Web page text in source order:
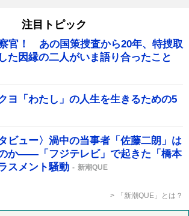
注目トピック
官！ あの国策捜査から20年、特捜取
た因縁の二人がいま語り合ったこと
ヨ「わたし」の人生を生きるための5
ビュー〉渦中の当事者「佐藤二朗」は
か――「フジテレビ」で起きた「橋本
スメント騒動
新潮QUE
「新潮QUE」とは？